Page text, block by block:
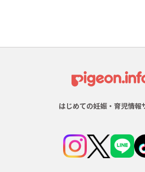
はじめての妊娠・育児情報